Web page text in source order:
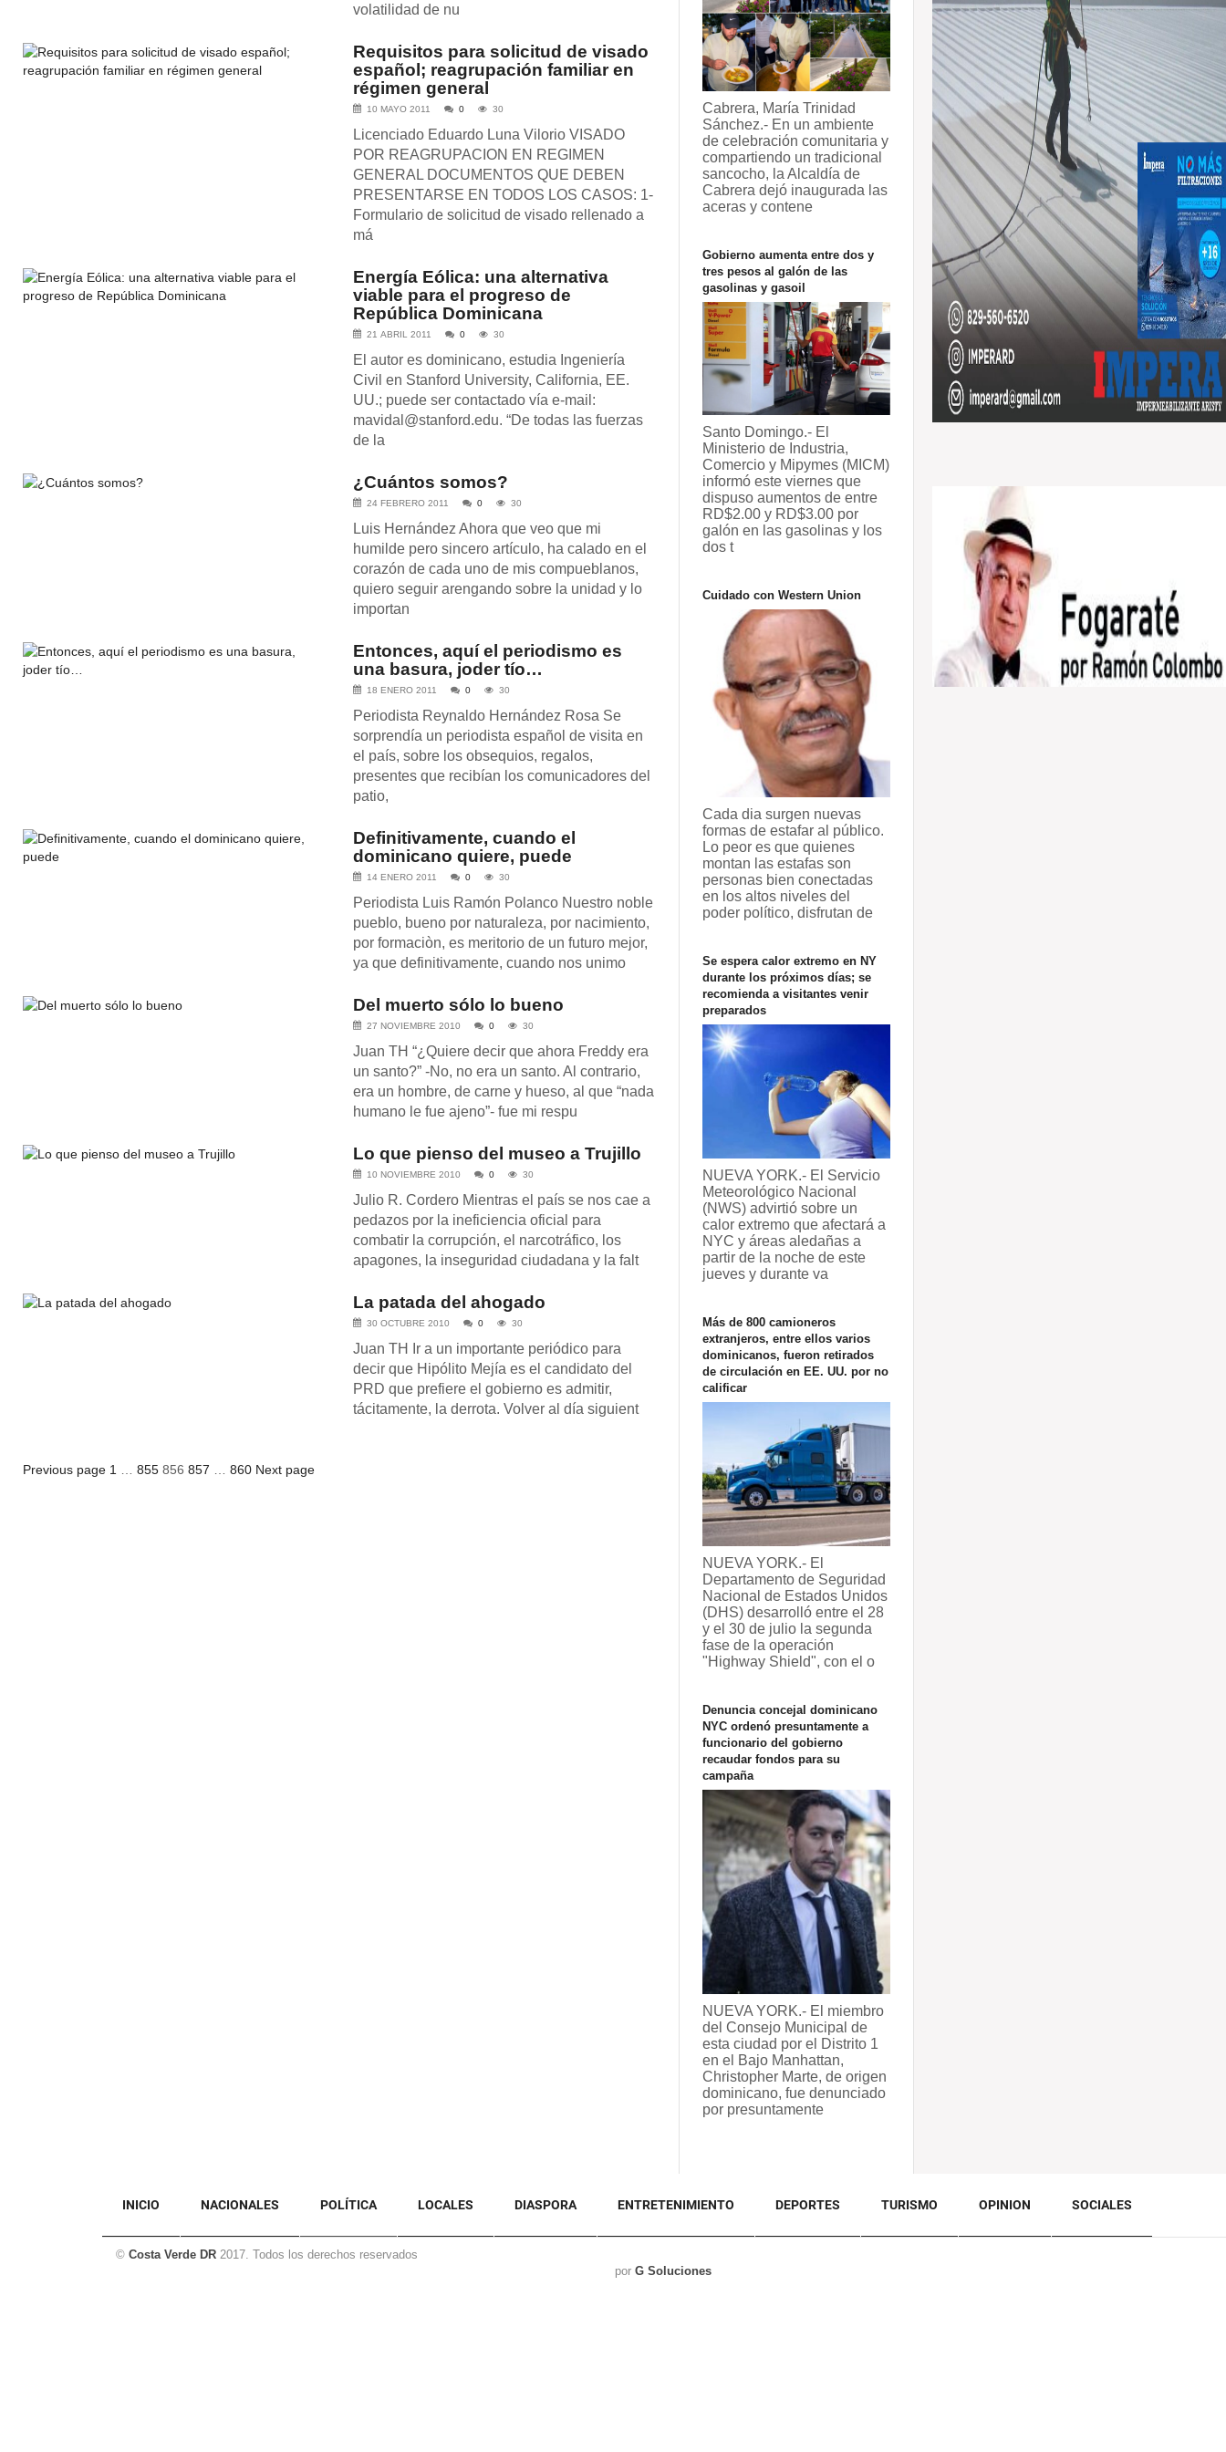
volatilidad de nu
Requisitos para solicitud de visado
español; reagrupación familiar en
régimen general
10 MAYO 2011 0 30
Licenciado Eduardo Luna Vilorio VISADO
POR REAGRUPACION EN REGIMEN
GENERAL DOCUMENTOS QUE DEBEN
PRESENTARSE EN TODOS LOS CASOS: 1-
Formulario de solicitud de visado rellenado a
má
Energía Eólica: una alternativa
viable para el progreso de
República Dominicana
21 ABRIL 2011 0 30
El autor es dominicano, estudia Ingeniería
Civil en Stanford University, California, EE.
UU.; puede ser contactado vía e-mail:
mavidal@stanford.edu. “De todas las fuerzas
de la
¿Cuántos somos?
24 FEBRERO 2011 0 30
Luis Hernández Ahora que veo que mi
humilde pero sincero artículo, ha calado en el
corazón de cada uno de mis compueblanos,
quiero seguir arengando sobre la unidad y lo
importan
Entonces, aquí el periodismo es
una basura, joder tío…
18 ENERO 2011 0 30
Periodista Reynaldo Hernández Rosa Se
sorprendía un periodista español de visita en
el país, sobre los obsequios, regalos,
presentes que recibían los comunicadores del
patio,
Definitivamente, cuando el
dominicano quiere, puede
14 ENERO 2011 0 30
Periodista Luis Ramón Polanco Nuestro noble
pueblo, bueno por naturaleza, por nacimiento,
por formaciòn, es meritorio de un futuro mejor,
ya que definitivamente, cuando nos unimo
Del muerto sólo lo bueno
27 NOVIEMBRE 2010 0 30
Juan TH “¿Quiere decir que ahora Freddy era
un santo?” -No, no era un santo. Al contrario,
era un hombre, de carne y hueso, al que “nada
humano le fue ajeno”- fue mi respu
Lo que pienso del museo a Trujillo
10 NOVIEMBRE 2010 0 30
Julio R. Cordero Mientras el país se nos cae a
pedazos por la ineficiencia oficial para
combatir la corrupción, el narcotráfico, los
apagones, la inseguridad ciudadana y la falt
La patada del ahogado
30 OCTUBRE 2010 0 30
Juan TH Ir a un importante periódico para
decir que Hipólito Mejía es el candidato del
PRD que prefiere el gobierno es admitir,
tácitamente, la derrota. Volver al día siguient
Posts
Previous page Page
1 Page
855 Page
856 Page
857 Page
860 Next page
Cabrera, María Trinidad
Sánchez.- En un ambiente
de celebración comunitaria y
compartiendo un tradicional
sancocho, la Alcaldía de
Cabrera dejó inaugurada las
aceras y contene
Gobierno aumenta entre dos y
tres pesos al galón de las
gasolinas y gasoil
Santo Domingo.- El
Ministerio de Industria,
Comercio y Mipymes (MICM)
informó este viernes que
dispuso aumentos de entre
RD$2.00 y RD$3.00 por
galón en las gasolinas y los
dos t
Cuidado con Western Union
Cada dia surgen nuevas
formas de estafar al público.
Lo peor es que quienes
montan las estafas son
personas bien conectadas
en los altos niveles del
poder político, disfrutan de
Se espera calor extremo en NY
durante los próximos días; se
recomienda a visitantes venir
preparados
NUEVA YORK.- El Servicio
Meteorológico Nacional
(NWS) advirtió sobre un
calor extremo que afectará a
NYC y áreas aledañas a
partir de la noche de este
jueves y durante va
Más de 800 camioneros
extranjeros, entre ellos varios
dominicanos, fueron retirados
de circulación en EE. UU. por no
calificar
NUEVA YORK.- El
Departamento de Seguridad
Nacional de Estados Unidos
(DHS) desarrolló entre el 28
y el 30 de julio la segunda
fase de la operación
"Highway Shield", con el o
Denuncia concejal dominicano
NYC ordenó presuntamente a
funcionario del gobierno
recaudar fondos para su
campaña
NUEVA YORK.- El miembro
del Consejo Municipal de
esta ciudad por el Distrito 1
en el Bajo Manhattan,
Christopher Marte, de origen
dominicano, fue denunciado
por presuntamente
INICIO NACIONALES POLÍTICA LOCALES DIASPORA ENTRETENIMIENTO DEPORTES TURISMO OPINION SOCIALES
© Costa Verde DR 2017. Todos los derechos reservados
por G Soluciones